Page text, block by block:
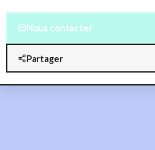
Nous contacter
Partager